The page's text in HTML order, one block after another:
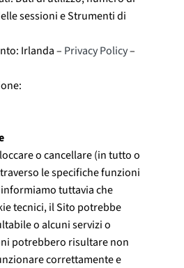
sessioni e Strumenti di
Irlanda – Privacy Policy–
o cancellare (in tutto o
le specifiche funzioni
tuttavia che
tecnici, il Sito potrebbe
o alcuni servizi o
potrebbero risultare non
correttamente e